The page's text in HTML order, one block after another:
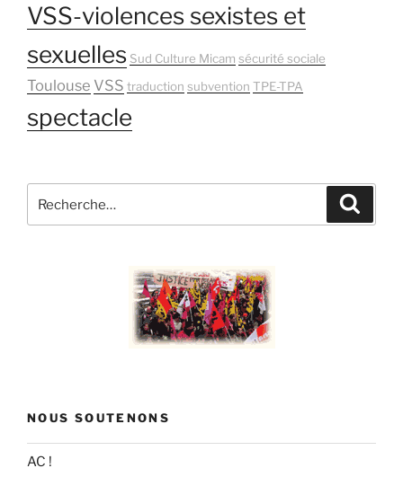
VSS-violences sexistes et
sexuelles Sud Culture Micam sécurité sociale
Toulouse VSS traduction subvention TPE-TPA
spectacle
pour
NOUS SOUTENONS
AC !